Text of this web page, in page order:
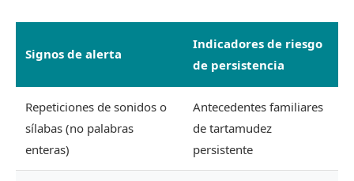
Signos de alerta
Indicadores de riesgo
de persistencia
Repeticiones de sonidos o
sílabas (no palabras
enteras)
Antecedentes familiares
de tartamudez
persistente